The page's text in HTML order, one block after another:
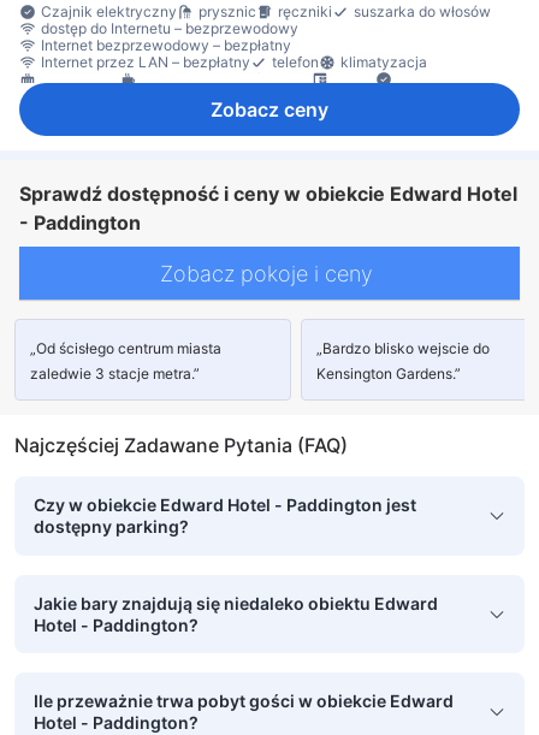
Czajnik elektryczny prysznic ręczniki
suszarka do włosów
dostęp do Internetu – bezprzewodowy
Internet bezprzewodowy – bezpłatny
Internet przez LAN – bezpłatny
telefon
klimatyzacja
ogrzewanie
ekspres do kawy/herbaty biurko
Okno
Zobacz ceny
Sprawdź dostępność i ceny w obiekcie Edward Hotel
- Paddington
Zobacz pokoje i ceny
„Od ścisłego centrum miasta
zaledwie 3 stacje metra.”
„Bardzo blisko wejscie do
Kensington Gardens.”
Najczęściej Zadawane Pytania (FAQ)
Czy w obiekcie Edward Hotel - Paddington jest
dostępny parking?
Jakie bary znajdują się niedaleko obiektu Edward
Hotel - Paddington?
Ile przeważnie trwa pobyt gości w obiekcie Edward
Hotel - Paddington?